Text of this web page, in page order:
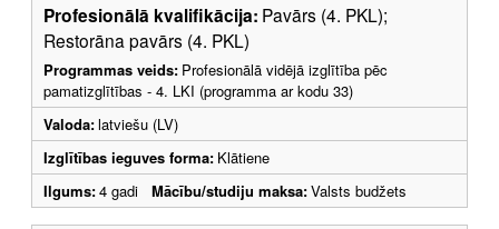
Profesionālā kvalifikācija: Pavārs (4. PKL);
Restorāna pavārs (4. PKL)
Programmas veids: Profesionālā vidējā izglītība pēc
pamatizglītības - 4. LKI (programma ar kodu 33)
Valoda:latviešu (LV)
Izglītības ieguves forma: Klātiene
Ilgums:4 gadi Mācību/studiju maksa:Valsts budžets